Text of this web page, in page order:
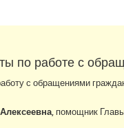
по работе с
с обращениями
, помощник